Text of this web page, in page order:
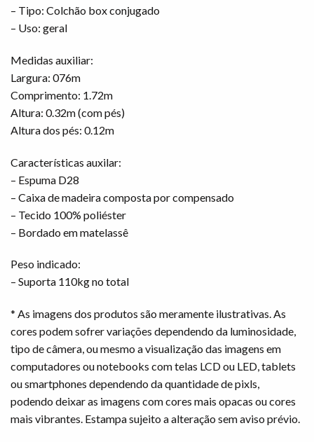
– Tipo: Colchão box conjugado
– Uso: geral
Medidas auxiliar:
Largura: 076m
Comprimento: 1.72m
Altura: 0.32m (com pés)
Altura dos pés: 0.12m
Características auxilar:
– Espuma D28
– Caixa de madeira composta por compensado
– Tecido 100% poliéster
– Bordado em matelassê
Peso indicado:
– Suporta 110kg no total
* As imagens dos produtos são meramente ilustrativas. As
cores podem sofrer variações dependendo da luminosidade,
tipo de câmera, ou mesmo a visualização das imagens em
computadores ou notebooks com telas LCD ou LED, tablets
ou smartphones dependendo da quantidade de pixls,
podendo deixar as imagens com cores mais opacas ou cores
mais vibrantes. Estampa sujeito a alteração sem aviso prévio.